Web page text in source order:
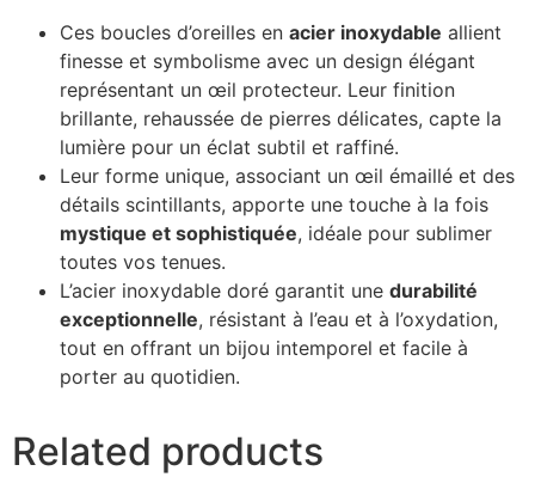
Ces boucles d’oreilles en acier inoxydable allient
finesse et symbolisme avec un design élégant
représentant un œil protecteur. Leur finition
brillante, rehaussée de pierres délicates, capte la
lumière pour un éclat subtil et raffiné.
Leur forme unique, associant un œil émaillé et des
détails scintillants, apporte une touche à la fois
mystique et sophistiquée, idéale pour sublimer
toutes vos tenues.
L’acier inoxydable doré garantit une durabilité
exceptionnelle, résistant à l’eau et à l’oxydation,
tout en offrant un bijou intemporel et facile à
porter au quotidien.
Related products